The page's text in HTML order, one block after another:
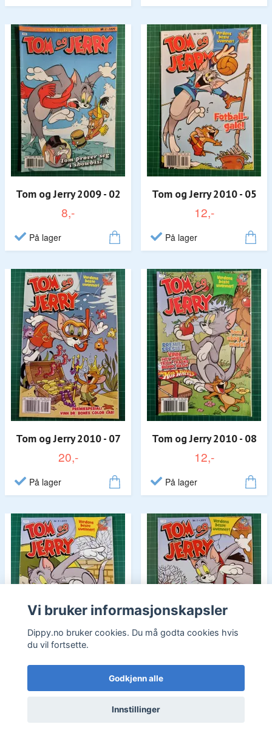
Tom og Jerry 2009 - 02
8,-
På lager
Tom og Jerry 2010 - 05
12,-
På lager
Tom og Jerry 2010 - 07
20,-
På lager
Tom og Jerry 2010 - 08
12,-
På lager
Tom og Jerry 2010 - 09 Tom og Jerry 2011 - 01
Vi bruker informasjonskapsler
Dippy.no bruker cookies. Du må godta cookies hvis
du vil fortsette.
Godkjenn alle
Innstillinger